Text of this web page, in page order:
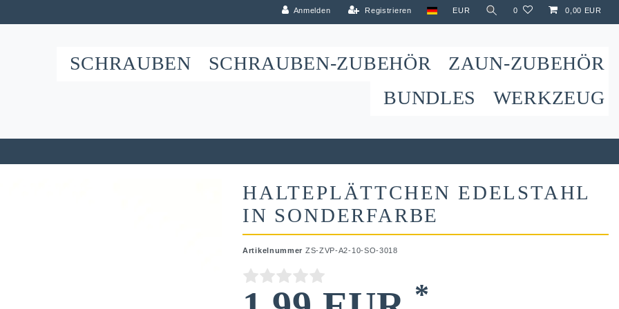
Anmelden Registrieren EUR 0 0,00 EUR
SCHRAUBEN SCHRAUBEN-ZUBEHÖR
ZAUN-ZUBEHÖR
BUNDLES
WERKZEUG
HALTEPLÄTTCHEN EDELSTAHL
IN SONDERFARBE
Artikelnummer ZS-ZVP-A2-10-SO-3018
*